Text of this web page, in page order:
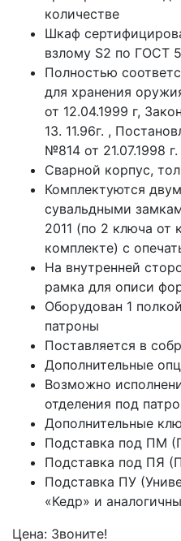
количестве
Шкаф
взлому S2 по ГОСТ
Полностью
для хранения
от 12.04.1999 г,
13. 11.96г. ,
№814 от 21.07.1998 г.
Сварной корпус,
Комплектуются
сувальдными
2011 (по 2 ключа от
комплекте) с
На внутренней
рамка для описи
Оборудован 1
патроны
Поставляется в
Дополнительные
Возможно
отделения под
Дополнительные
Подставка под ПМ
Подставка под ПЯ
Подставка ПУ
«Кедр» и
Цена: Звоните!